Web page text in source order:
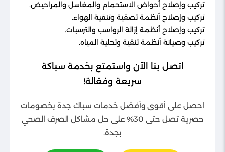
تركيب وإصلاح أحواض الاستحمام والمغاسل والمراحيض.
تركيب وإصلاح أنظمة تصفية وتنقية الهواء.
تركيب وإصلاح أنظمة إزالة الرواسب والترسبات.
تركيب وصيانة أنظمة تنقية وتحلية المياه.
اتصل بنا الآن واستمتع بخدمة سباكة
سريعة وفعّالة!
احصل على أقوى وأفضل خدمات سباك جدة بخصومات
حصرية تصل حتى 30% على حل مشاكل الصرف الصحي
بجدة.